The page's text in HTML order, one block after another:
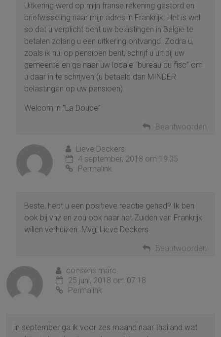
Uitkering werd op mijn franse rekening gestord en
briefwisseling naar mijn adres in Frankrijk. Het is wel
so dat u verplicht bent uw belastingen in Belgïe te
betalen zolang u een uitkering ontvangd. Zodra u,
zoals ik nu, op pensioen bent, schrijf u uit bij uw
gemeente en ga naar uw locale “bureau du fisc” om
u daar in te schrijven (u betaald dan MINDER
belastingen op uw pensioen).
Welcom in “La Douce”
Beantwoorden
Lieve Deckers
4 september, 2018 om 19:05
Permalink
Beste, hebt u een positieve reactie gehad? Ik ben
ook bij vnz en zou ook naar het Zuiden van Frankrijk
willen verhuizen. Mvg, Lieve Deckers
Beantwoorden
coesens marc
25 juni, 2018 om 07:18
Permalink
in september ga ik voor zes maand naar thailand wat